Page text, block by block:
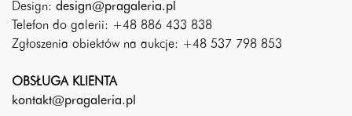
Design: design@pragaleria.pl
Telefon do galerii: +48 886 433 838
Zgłoszenia obiektów na aukcje: +48 537 798 853
OBSŁUGA KLIENTA
kontakt@pragaleria.pl